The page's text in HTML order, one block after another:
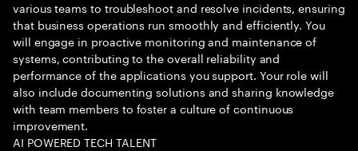
various teams to troubleshoot and resolve incidents, ensuring
that business operations run smoothly and efficiently. You
will engage in proactive monitoring and maintenance of
systems, contributing to the overall reliability and
performance of the applications you support. Your role will
also include documenting solutions and sharing knowledge
with team members to foster a culture of continuous
improvement.
AI POWERED TECH TALENT